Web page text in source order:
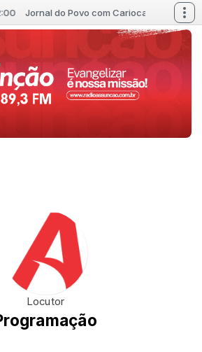
Jornal do Povo com Carioca das 11:00 às
Locutor